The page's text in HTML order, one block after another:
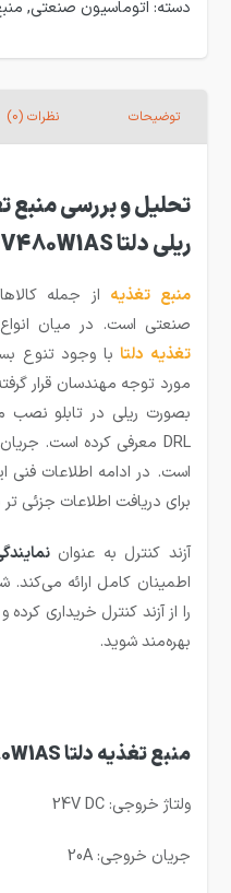
دسته: اتوماسیون صنعتی,
توضیحات نظرات (0)
ریلی دلتا DRL-24V480W1AS
منبع تغذیه از جمله
صنعتی است. در میان انواع
تغذیه دلتابا وجود تنوع
مورد توجه مهندسان قرار
بصورت ریلی در تابلو نصب
است. در ادامه اطلاعات فنی
برای دریافت اطلاعات جزئی تر
آزند کنترل به عنوان
اطمینان کامل ارائه می‌کند.
را از آزند کنترل خریداری
بهره‌مند شوید.
منبع تغذیه دلتا DRL-24V480W1AS
ولتاژ خروجی: 24V DC
جریان خروجی: 20A